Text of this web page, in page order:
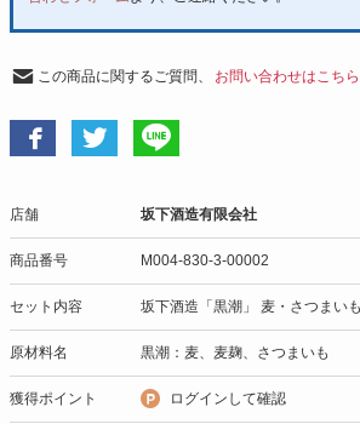
この商品に関するご質問、 お問い合わせはこち
店舗 坂下酒造有限会社
商品番号 M004-830-3-00002
セット内容 坂下酒造「黒潮」 麦・さつまい
原材料名 黒潮：麦、麦麹、さつまいも
獲得ポイント ログインして確認